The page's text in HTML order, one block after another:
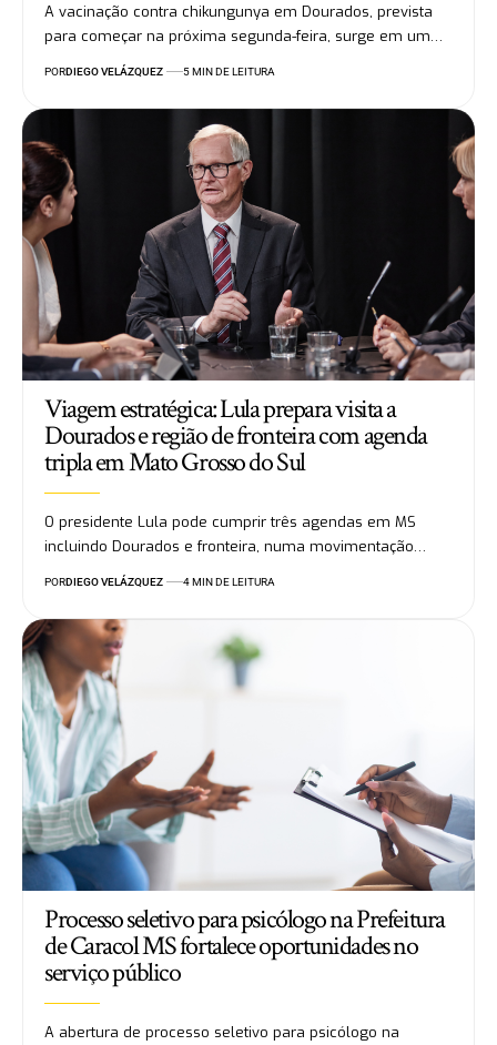
A vacinação contra chikungunya em Dourados, prevista
para começar na próxima segunda-feira, surge em um…
PORDIEGO VELÁZQUEZ 5 MIN DE LEITURA
Viagem estratégica: Lula prepara visita a
Dourados e região de fronteira com agenda
tripla em Mato Grosso do Sul
O presidente Lula pode cumprir três agendas em MS
incluindo Dourados e fronteira, numa movimentação…
PORDIEGO VELÁZQUEZ 4 MIN DE LEITURA
Processo seletivo para psicólogo na Prefeitura
de Caracol MS fortalece oportunidades no
serviço público
A abertura de processo seletivo para psicólogo na